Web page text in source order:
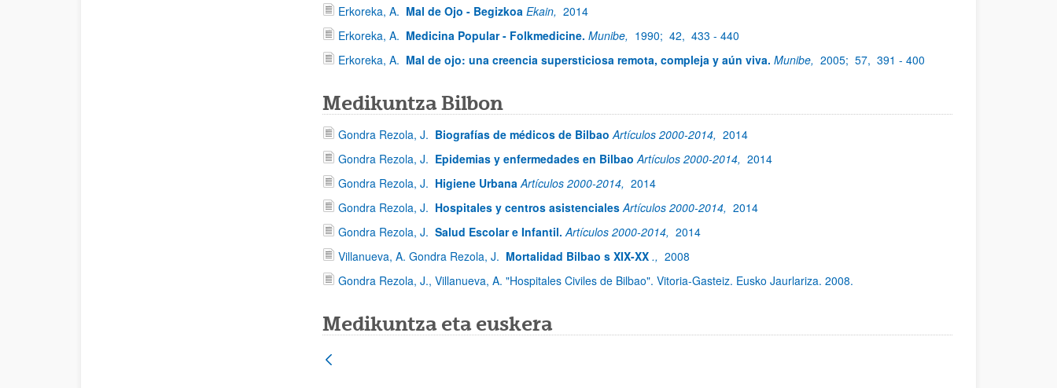
Erkoreka, A. Mal de Ojo - Begizkoa Ekain, 2014
Erkoreka, A. Medicina Popular - Folkmedicine. Munibe, 1990; 42, 433 - 440
Erkoreka, A. Mal de ojo: una creencia supersticiosa remota, compleja y aún viva. Munibe, 2005; 57, 391 - 400
Medikuntza Bilbon
Gondra Rezola, J. Biografías de médicos de Bilbao Artículos 2000-2014, 2014
Gondra Rezola, J. Epidemias y enfermedades en Bilbao Artículos 2000-2014, 2014
Gondra Rezola, J. Higiene Urbana Artículos 2000-2014, 2014
Gondra Rezola, J. Hospitales y centros asistenciales Artículos 2000-2014, 2014
Gondra Rezola, J. Salud Escolar e Infantil. Artículos 2000-2014, 2014
Villanueva, A. Gondra Rezola, J. Mortalidad Bilbao s XIX-XX ., 2008
Gondra Rezola, J., Villanueva, A. "Hospitales Civiles de Bilbao". Vitoria-Gasteiz. Eusko Jaurlariza. 2008.
Medikuntza eta euskera